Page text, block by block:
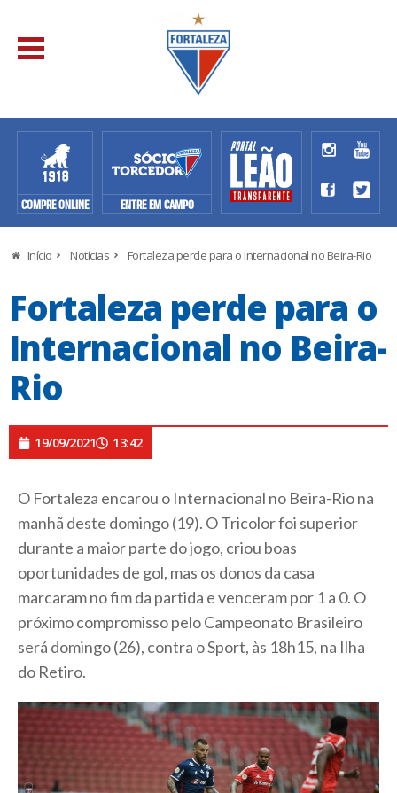
COMPRE ONLINE ENTRE EM CAMPO
Início Notícias Fortaleza perde para o Internacional no Beira-Rio
Fortaleza perde para o
Internacional no Beira-
Rio
19/09/2021 13:42
O Fortaleza encarou o Internacional no Beira-Rio na
manhã deste domingo (19). O Tricolor foi superior
durante a maior parte do jogo, criou boas
oportunidades de gol, mas os donos da casa
marcaram no fim da partida e venceram por 1 a 0. O
próximo compromisso pelo Campeonato Brasileiro
será domingo (26), contra o Sport, às 18h15, na Ilha
do Retiro.